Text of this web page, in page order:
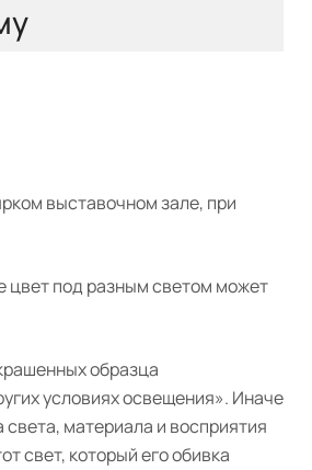
выставочном зале, при
цвет под разным светом может
образца
условиях освещения». Иначе
материала и восприятия
свет, который его обивка